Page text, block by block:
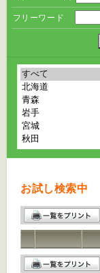
フリーワード
お試し検索中